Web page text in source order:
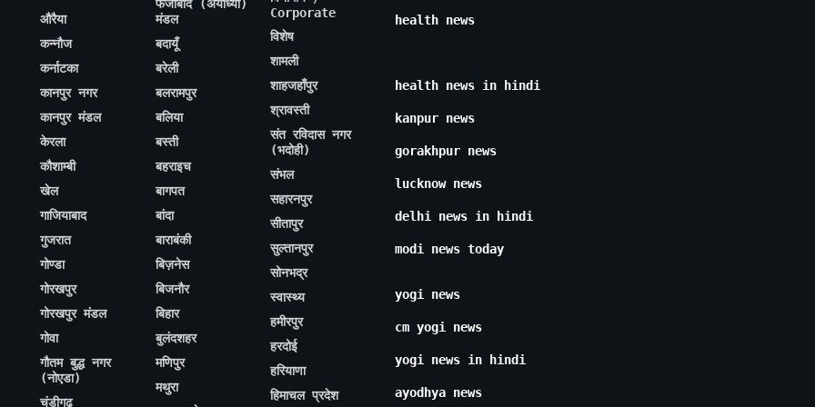
औरैया
कन्नौज
कर्नाटका
कानपुर नगर
कानपुर मंडल
केरला
कौशाम्बी
खेल
गाजियाबाद
गुजरात
गोण्डा
गोरखपुर
गोरखपुर मंडल
गोवा
गौतम बुद्ध नगर
(नोएडा)
चंडीगढ़
फैजाबाद (अयोध्या)
मंडल
बदायूँ
बरेली
बलरामपुर
बलिया
बस्ती
बहराइच
बागपत
बांदा
बाराबंकी
बिज़नेस
बिजनौर
बिहार
बुलंदशहर
मणिपुर
मथुरा
Corporate
विशेष
शामली
शाहजहाँपुर
श्रावस्ती
संत रविदास नगर
(भदोही)
संभल
सहारनपुर
सीतापुर
सुल्तानपुर
सोनभद्र
स्वास्थ्य
हमीरपुर
हरदोई
हरियाणा
हिमाचल प्रदेश
health news
health news in hindi
kanpur news
gorakhpur news
lucknow news
delhi news in hindi
modi news today
yogi news
cm yogi news
yogi news in hindi
ayodhya news